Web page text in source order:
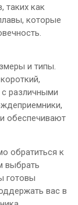
таких как
которые
и типы.
различными
обеспечивают
обратиться к
выбрать
готовы
вас в